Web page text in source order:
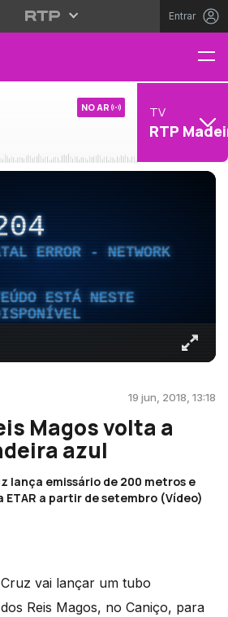
Entrar
NO AR TV
RTP
ERROR - NETWORK
ESTÁ NESTE
19 jun, 2018, 13:18
Magos volta a
azul
lança emissário de 200 metros e
a partir de setembro (Vídeo)
vai lançar um tubo
Reis Magos, no Caniço, para